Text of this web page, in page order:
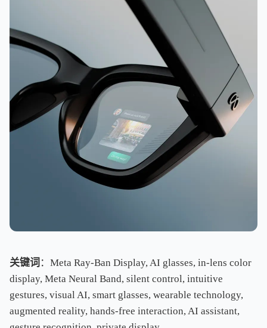
关键词 ：Meta Ray-Ban Display, AI glasses, in-lens color
display, Meta Neural Band, silent control, intuitive
gestures, visual AI, smart glasses, wearable technology,
augmented reality, hands-free interaction, AI assistant,